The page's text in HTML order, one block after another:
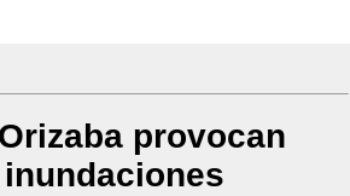
provocan